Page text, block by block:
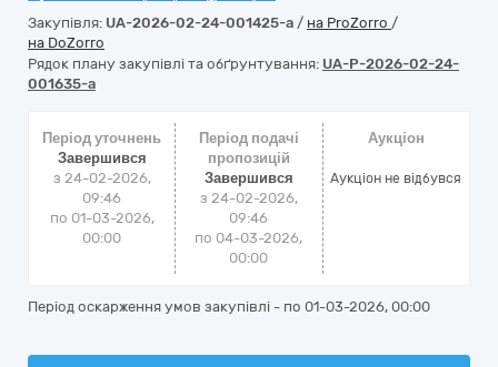
Закупівля: UA-2026-02-24-001425-a / на ProZorro /
на DoZorro
Рядок плану закупівлі та обґрунтування: UA-P-2026-02-24-
001635-a
Період уточнень
Завершився
з 24-02-2026,
09:46
по 01-03-2026,
00:00
Період подачі
пропозицій
Завершився
з 24-02-2026,
09:46
по 04-03-2026,
00:00
Аукціон
Аукціон не відбувся
Період оскарження умов закупівлі - по 01-03-2026, 00:00